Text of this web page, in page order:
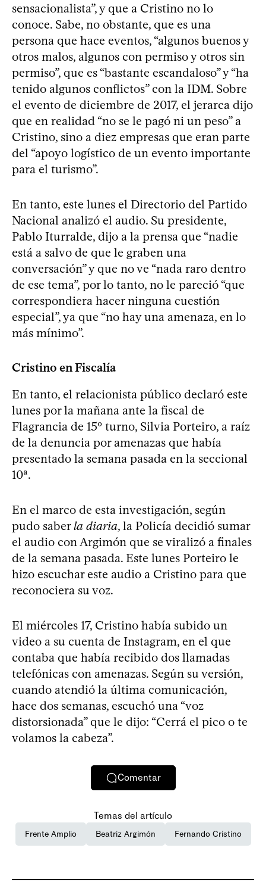
sensacionalista”, y que a Cristino no lo
conoce. Sabe, no obstante, que es una
persona que hace eventos, “algunos buenos y
otros malos, algunos con permiso y otros sin
permiso”, que es “bastante escandaloso” y “ha
tenido algunos conflictos” con la IDM. Sobre
el evento de diciembre de 2017, el jerarca dijo
que en realidad “no se le pagó ni un peso” a
Cristino, sino a diez empresas que eran parte
del “apoyo logístico de un evento importante
para el turismo”.
En tanto, este lunes el Directorio del Partido
Nacional analizó el audio. Su presidente,
Pablo Iturralde, dijo a la prensa que “nadie
está a salvo de que le graben una
conversación” y que no ve “nada raro dentro
de ese tema”, por lo tanto, no le pareció “que
correspondiera hacer ninguna cuestión
especial”, ya que “no hay una amenaza, en lo
más mínimo”.
Cristino en Fiscalía
En tanto, el relacionista público declaró este
lunes por la mañana ante la fiscal de
Flagrancia de 15º turno, Silvia Porteiro, a raíz
de la denuncia por amenazas que había
presentado la semana pasada en la seccional
10ª.
En el marco de esta investigación, según
pudo saberla diaria, la Policía decidió sumar
el audio con Argimón que se viralizó a finales
de la semana pasada. Este lunes Porteiro le
hizo escuchar este audio a Cristino para que
reconociera su voz.
El miércoles 17, Cristino había subido un
video a su cuenta de Instagram, en el que
contaba que había recibido dos llamadas
telefónicas con amenazas. Según su versión,
cuando atendió la última comunicación,
hace dos semanas, escuchó una “voz
distorsionada” que le dijo: “Cerrá el pico o te
volamos la cabeza”.
Comentar
Temas del artículo
Frente Amplio Beatriz Argimón Fernando Cristino